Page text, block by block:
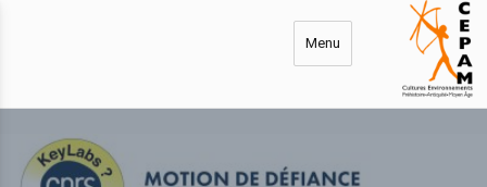
Menu